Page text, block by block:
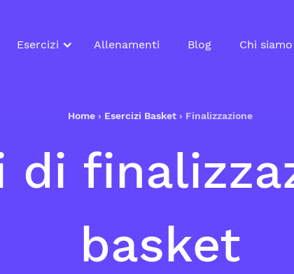
Esercizi Allenamenti Blog Chi siamo
Home › Esercizi Basket › Finalizzazione
di
basket